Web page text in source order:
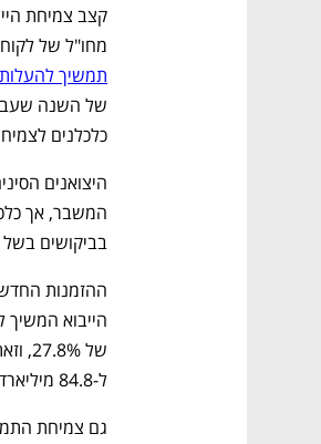
מחו"ל של
תמשיך להעלות
כלכלנים לצמיחה של 7.9%, כך על פי מידע של
בביקושים
ל-84.8 מיליארד דולר, לעומת 51.13 מיליארד במרץ.